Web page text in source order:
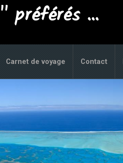
préférés ...
Carnet de voyage Contact